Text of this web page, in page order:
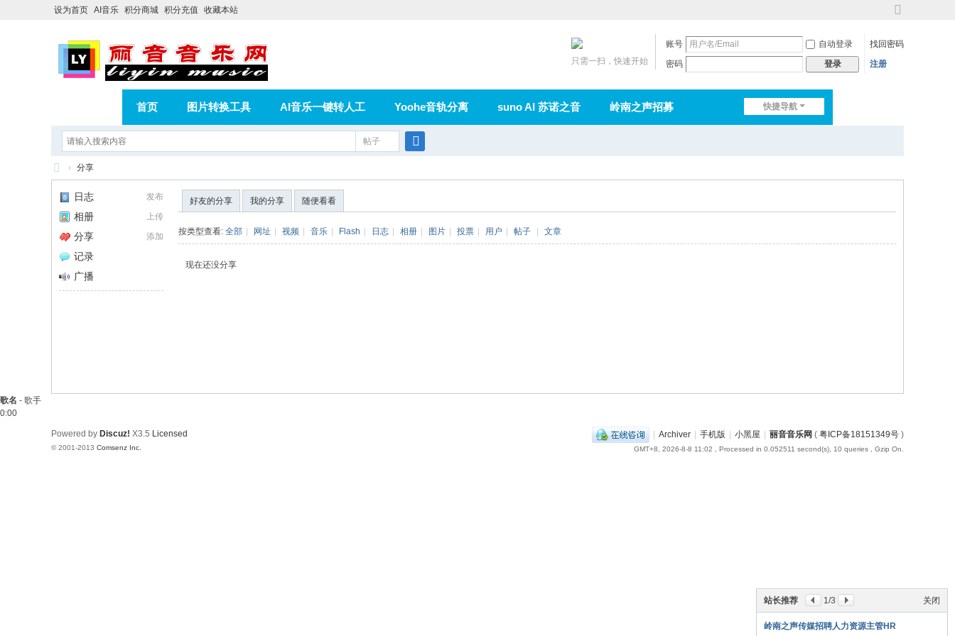
设为首页 AI音乐 积分商城 积分充值 收藏本站
到
账号 自动登录
找回密码
密码
登录 注册
只需一扫，快速开始
快捷导航
首页 图片转换工具 AI音乐一键转人工 Yoohe音轨分离 suno AI 苏诺之音 岭南之声招募
在线论坛
相册 分享 记录
帖子
索
音
乐
› 分享
发布
日志
上传
相册
添加
分享
记录
广播
好友的分享 我的分享 随便看看
按类型查看: 全部 网址 视频 音乐 Flash 日志 相册 图片 投票 用户 帖子 文章
现在还没分享
关闭
站长推荐 1/3
岭南之声传媒招聘人力资源主管HR
歌名 - 歌手
0:00
| Archiver | 手机版 | 小黑屋 | 丽音音乐网 ( 粤ICP备18151349号 )
GMT+8, 2026-8-8 11:02 , Processed in 0.052511 second(s), 10 queries , Gzip On.
Powered by Discuz! X3.5 Licensed
© 2001-2013 Comsenz Inc.